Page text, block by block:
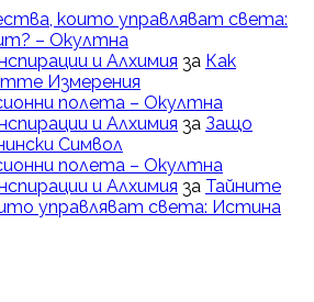
които управляват света:
– Окултна
и Алхимия за Как
Измерения
полета – Окултна
и Алхимия за Защо
Символ
полета – Окултна
и Алхимия за Тайните
управляват света: Истина